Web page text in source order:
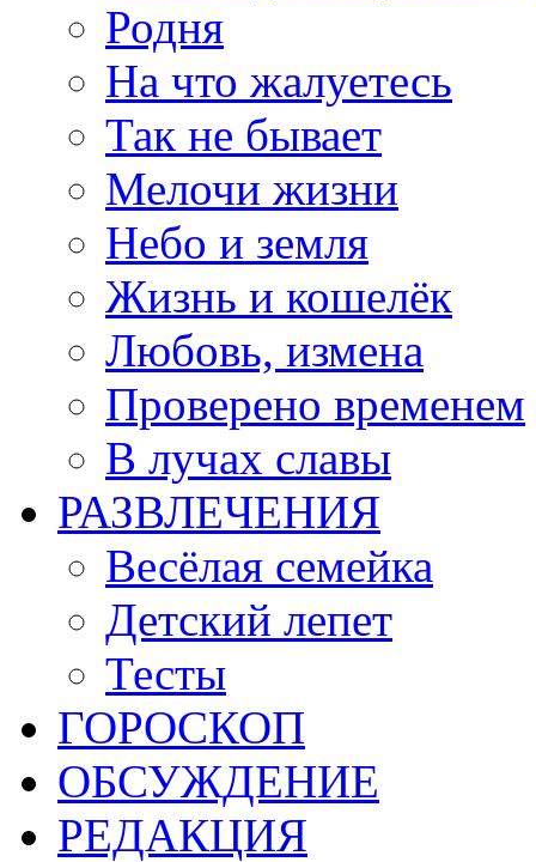
Родня
На что жалуетесь
Так не бывает
Мелочи жизни
Небо и земля
Жизнь и кошелёк
Любовь, измена
Проверено временем
В лучах славы
РАЗВЛЕЧЕНИЯ
Весёлая семейка
Детский лепет
Тесты
ГОРОСКОП
ОБСУЖДЕНИЕ
РЕДАКЦИЯ